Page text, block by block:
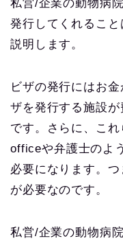
私営/企業の動物病
発行してくれるこ
説明します。
ビザの発行にはお
ザを発行する施設
です。さらに、こ
officeや弁護士のよ
必要になります。
が必要なのです。
私営/企業の動物病